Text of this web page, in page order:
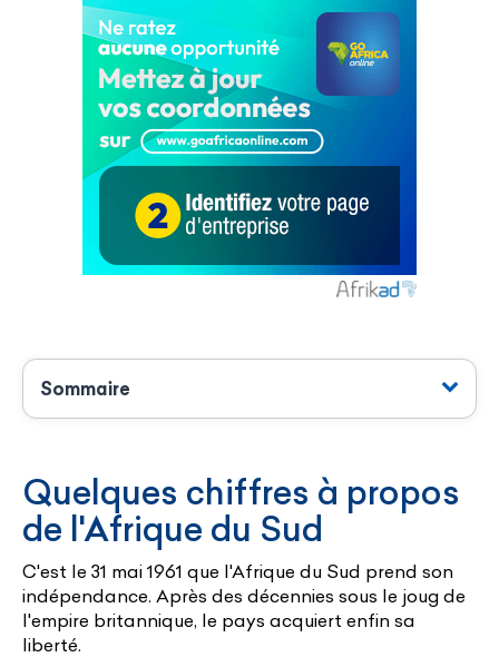
Sommaire
Quelques chiffres à propos
de l'Afrique du Sud
C'est le 31 mai 1961 que l'Afrique du Sud prend son
indépendance. Après des décennies sous le joug de
l'empire britannique, le pays acquiert enfin sa
liberté.